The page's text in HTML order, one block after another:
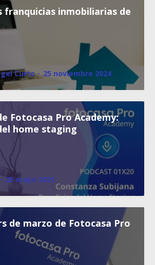
franquicias inmobiliarias de
Curto · 25 noviembre 2024
Fotocasa Pro Academy:
home staging
· 25 mayo 2021
de marzo de Fotocasa Pro